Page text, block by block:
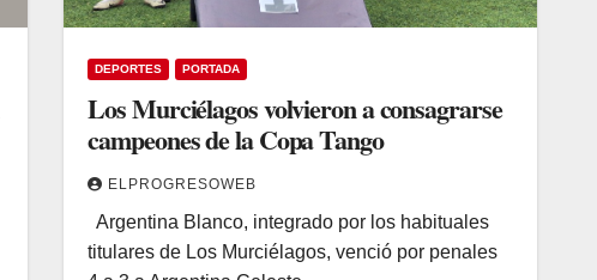
DEPORTES PORTADA
Los Murciélagos volvieron a consagrarse
campeones de la Copa Tango
ELPROGRESOWEB
Argentina Blanco, integrado por los habituales
titulares de Los Murciélagos, venció por penales